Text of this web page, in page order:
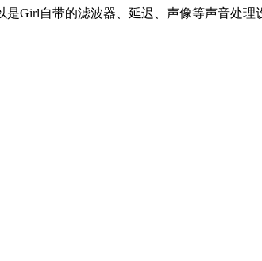
Girl自带的滤波器、延迟、声像等声音处理